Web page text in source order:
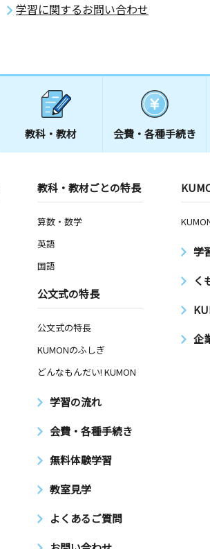
学習に関するお問い合わせ
教科・教材 会費・ 各種手続き
教科・教材ごとの特長
算数・数学
英語
国語
公文式の特長
公文式の特長
KUMONのふしぎ
どんなもんだい! KUMON
学習の流れ
会費・各種手続き
無料体験学習
教室見学
よくあるご質問
学
く
企